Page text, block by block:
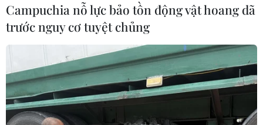
Campuchia nỗ lực bảo tồn động vật hoang dã
trước nguy cơ tuyệt chủng